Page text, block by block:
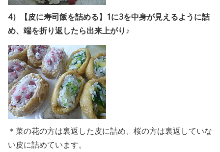
4）【皮に寿司飯を詰める】1に3を中身が見えるように詰
め、端を折り返したら出来上がり♪
＊菜の花の方は裏返した皮に詰め、桜の方は裏返していな
い皮に詰めています。